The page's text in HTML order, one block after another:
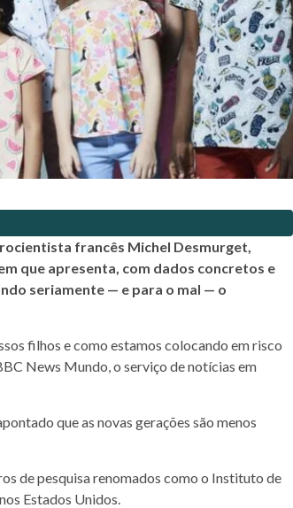
francês Michel Desmurget,
que apresenta, com dados concretos e
seriamente — e para o mal — o
filhos e como estamos colocando em risco
News Mundo, o serviço de notícias em
que as novas gerações são menos
de pesquisa renomados como o Instituto de
Estados Unidos.